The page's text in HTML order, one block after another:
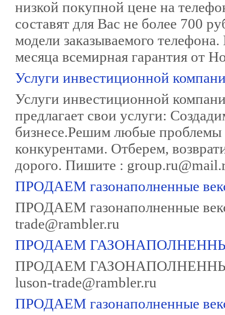
низкой покупной цене на
составят для Вас не более 700
модели заказываемого
месяца всемирная гарантия от
Услуги инвестиционной
Услуги инвестиционной
предлагает свои услуги:
бизнесе.Решим любые проблемы
конкурентами. Отберем,
дорого. Пишите :
ПРОДАЕМ газонаполненные
ПРОДАЕМ газонаполненные
trade@rambler.ru
ПРОДАЕМ
ПРОДАЕМ
luson-trade@rambler.ru
ПРОДАЕМ газонаполненные